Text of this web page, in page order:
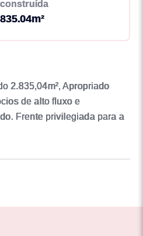
2.835,04m², Apropriado
de alto fluxo e
Frente privilegiada para a